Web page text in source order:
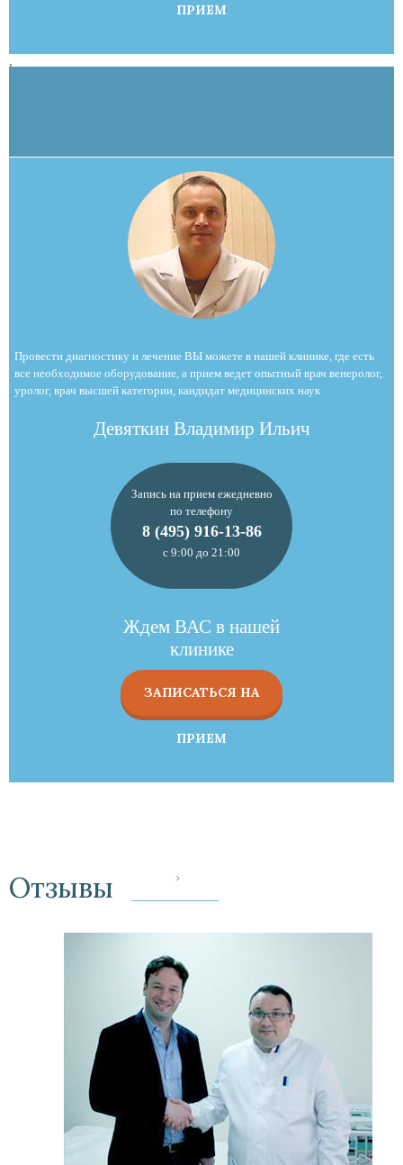
ПРИЕМ
Провести диагностику и лечение ВЫ можете в нашей клинике, где есть
все необходимое оборудование, а прием ведет опытный врач венеролог,
уролог, врач высшей категории, кандидат медицинских наук
Девяткин Владимир Ильич
Запись на прием ежедневно
по телефону
8 (495) 916-13-86
с 9:00 до 21:00
Ждем ВАС в нашей
клинике
ЗАПИСАТЬСЯ НА
ПРИЕМ
Отзывы ‹